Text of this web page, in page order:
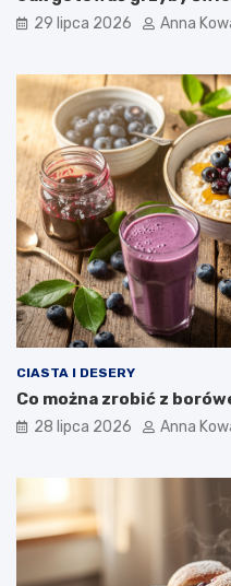
29 lipca 2026 Anna
CIASTA I DESERY
Co można zrobić z
28 lipca 2026 Anna